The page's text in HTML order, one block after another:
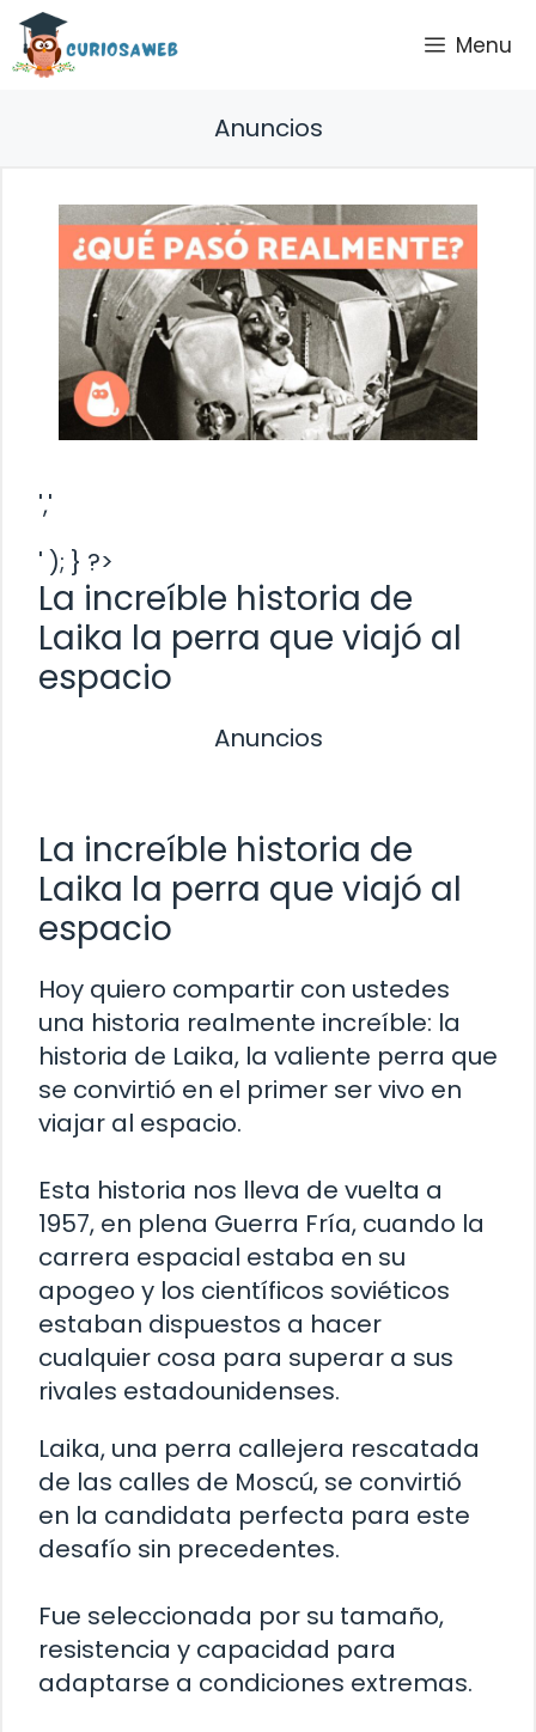
Saltar
contenido
Menu
Anuncios
','
' ); } ?>
La increíble historia de
Laika la perra que viajó al
espacio
Anuncios
La increíble historia de
Laika la perra que viajó al
espacio
Hoy quiero compartir con ustedes
una historia realmente increíble: la
historia de Laika, la valiente perra que
se convirtió en el primer ser vivo en
viajar al espacio.
Esta historia nos lleva de vuelta a
1957, en plena Guerra Fría, cuando la
carrera espacial estaba en su
apogeo y los científicos soviéticos
estaban dispuestos a hacer
cualquier cosa para superar a sus
rivales estadounidenses.
Laika, una perra callejera rescatada
de las calles de Moscú, se convirtió
en la candidata perfecta para este
desafío sin precedentes.
Fue seleccionada por su tamaño,
resistencia y capacidad para
adaptarse a condiciones extremas.